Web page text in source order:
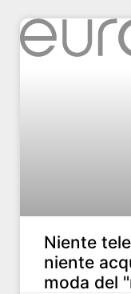
Niente
niente
moda del